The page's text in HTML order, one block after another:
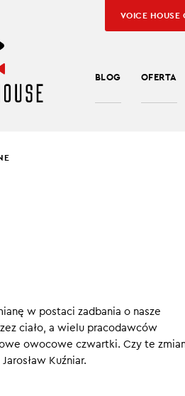
BLOG OFERTA
VOICE HOUSE
00:00
w postaci zadbania o nasze
ciało, a wielu pracodawców
owocowe czwartki. Czy te
Kuźniar.